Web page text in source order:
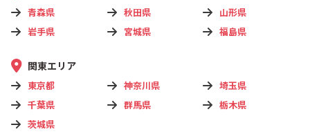
青森県 秋田県
山形県
岩手県
宮城県 福島県
関東エリア
東京都 神奈川県
埼玉県
千葉県
群馬県
栃木県
茨城県